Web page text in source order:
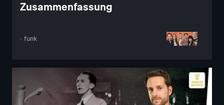
Zusammenfassung
· funk